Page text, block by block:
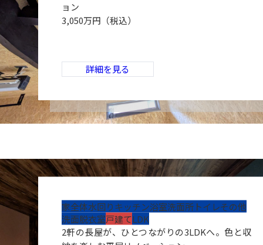
ョン
3,050万円（税込）
詳細を見る
家全体水回りキッチン浴室洗面所トイレその他
洗面脱衣室戸建てLDK
2軒の長屋が、ひとつながりの3LDKへ。色と収